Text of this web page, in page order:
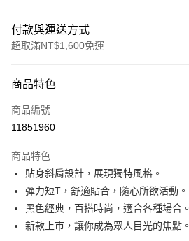
付款與運送方式
超取滿NT$1,600免運
信用卡一次付款
超商取貨付款
Apple Pay
街口支付
Google Pay
商品特色
商品編號
11851960
商品特色
貼身斜肩設計，展現獨特風格。
彈力短T，舒適貼合，隨心所欲活動。
黑色經典，百搭時尚，適合各種場合。
新款上市，讓你成為眾人目光的焦點。